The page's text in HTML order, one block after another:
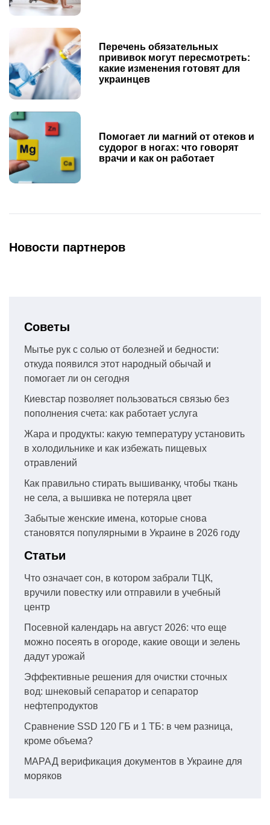
Перечень обязательных
прививок могут пересмотреть:
какие изменения готовят для
украинцев
Помогает ли магний от отеков и
судорог в ногах: что говорят
врачи и как он работает
Новости партнеров
Советы
Мытье рук с солью от болезней и бедности:
откуда появился этот народный обычай и
помогает ли он сегодня
Киевстар позволяет пользоваться связью без
пополнения счета: как работает услуга
Жара и продукты: какую температуру установить
в холодильнике и как избежать пищевых
отравлений
Как правильно стирать вышиванку, чтобы ткань
не села, а вышивка не потеряла цвет
Забытые женские имена, которые снова
становятся популярными в Украине в 2026 году
Статьи
Что означает сон, в котором забрали ТЦК,
вручили повестку или отправили в учебный
центр
Посевной календарь на август 2026: что еще
можно посеять в огороде, какие овощи и зелень
дадут урожай
Эффективные решения для очистки сточных
вод: шнековый сепаратор и сепаратор
нефтепродуктов
Сравнение SSD 120 ГБ и 1 ТБ: в чем разница,
кроме объема?
МАРАД верификация документов в Украине для
моряков